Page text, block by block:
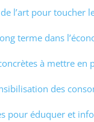
l’art pour toucher
terme dans
à mettre en
des
pour éduquer et